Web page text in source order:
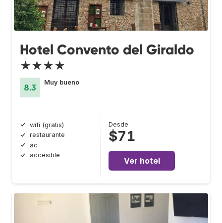
Hotel Convento del Giraldo
★★★★
8.3
Muy bueno
wifi (gratis)
restaurante
ac
accesible
Desde
$71
Ver hotel